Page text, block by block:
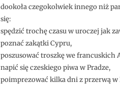
dookoła czegokolwiek innego niż
się:
spędzić trochę czasu w uroczej jak
poznać zakątki Cypru,
poszusować troszkę we francuskich
napić się czeskiego piwa w Pradze,
poimprezować kilka dni z przerwą w